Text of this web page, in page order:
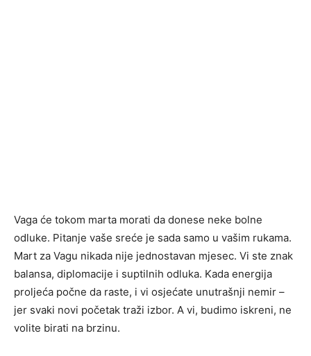
Vaga će tokom marta morati da donese neke bolne
odluke. Pitanje vaše sreće je sada samo u vašim rukama.
Mart za Vagu nikada nije jednostavan mjesec. Vi ste znak
balansa, diplomacije i suptilnih odluka. Kada energija
proljeća počne da raste, i vi osjećate unutrašnji nemir –
jer svaki novi početak traži izbor. A vi, budimo iskreni, ne
volite birati na brzinu.